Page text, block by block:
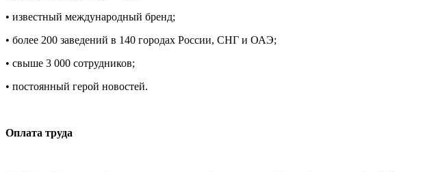
• известный международный бренд;
• более 200 заведений в 140 городах России, СНГ и ОАЭ;
• свыше 3 000 сотрудников;
• постоянный герой новостей.
Оплата труда